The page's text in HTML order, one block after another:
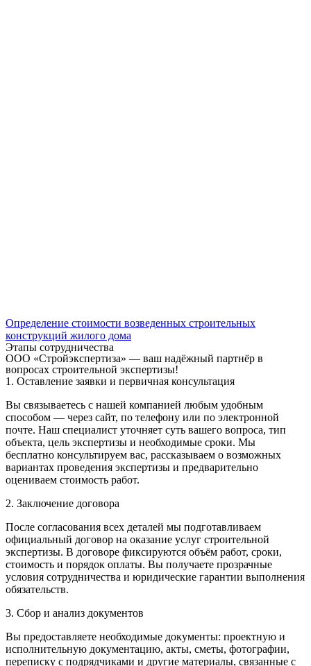
Определение стоимости возведенных строительных
конструкций жилого дома
Этапы сотрудничества
ООО «Стройэкспертиза» — ваш надёжный партнёр в
вопросах строительной экспертизы!
1. Оставление заявки и первичная консультация
Вы связываетесь с нашей компанией любым удобным
способом — через сайт, по телефону или по электронной
почте. Наш специалист уточняет суть вашего вопроса, тип
объекта, цель экспертизы и необходимые сроки. Мы
бесплатно консультируем вас, рассказываем о возможных
вариантах проведения экспертизы и предварительно
оцениваем стоимость работ.
2. Заключение договора
После согласования всех деталей мы подготавливаем
официальный договор на оказание услуг строительной
экспертизы. В договоре фиксируются объём работ, сроки,
стоимость и порядок оплаты. Вы получаете прозрачные
условия сотрудничества и юридические гарантии выполнения
обязательств.
3. Сбор и анализ документов
Вы предоставляете необходимые документы: проектную и
исполнительную документацию, акты, сметы, фотографии,
переписку с подрядчиками и другие материалы, связанные с